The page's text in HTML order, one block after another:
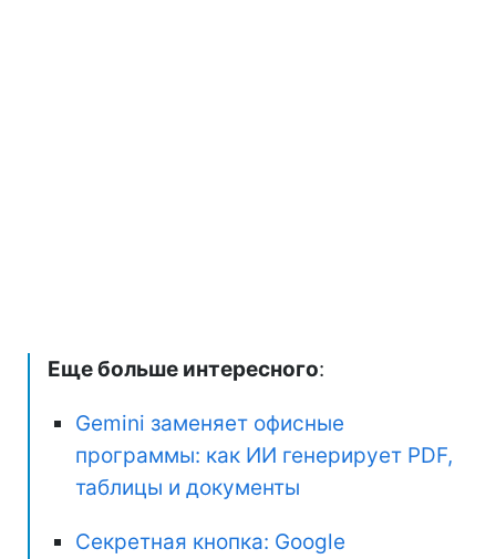
Еще больше интересного:
Gemini заменяет офисные
программы: как ИИ генерирует PDF,
таблицы и документы
Секретная кнопка: Google